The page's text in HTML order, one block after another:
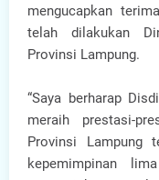
mengucapkan
telah dilakukan
Provinsi Lampung.
“Saya berharap
meraih prestasi-
Provinsi Lampung
kepemimpinan